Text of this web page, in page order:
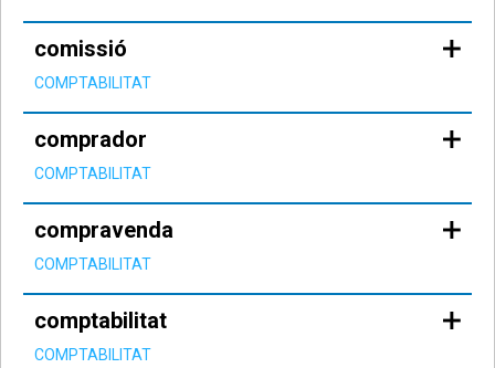
comissió
COMPTABILITAT
comprador
COMPTABILITAT
compravenda
COMPTABILITAT
comptabilitat
COMPTABILITAT